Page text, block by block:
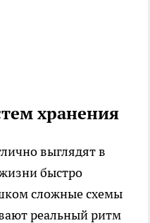
хранения
выглядят в
быстро
сложные схемы
реальный ритм